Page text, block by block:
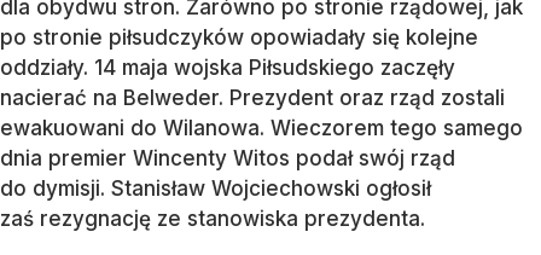
dla obydwu stron. Zarówno po stronie rządowej, jak
po stronie piłsudczyków opowiadały się kolejne
oddziały. 14 maja wojska Piłsudskiego zaczęły
nacierać na Belweder. Prezydent oraz rząd zostali
ewakuowani do Wilanowa. Wieczorem tego samego
dnia premier Wincenty Witos podał swój rząd
do dymisji. Stanisław Wojciechowski ogłosił
zaś rezygnację ze stanowiska prezydenta.